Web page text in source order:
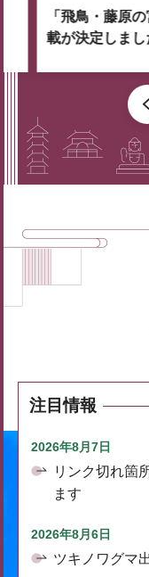
「飛鳥・藤原
載が決定しまし
注目情報
2026年8月7日
リンク切れ箇
ます
2026年8月6日
ツキノワグマ